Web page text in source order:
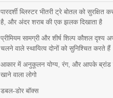
पारदर्शी ब्लिस्टर भीतरी ट्रे बोतल को सुरक्षित
है, और अंदर शराब की एक झलक दिखाता है
प्रीमियम सामग्री और शीर्ष शिल्प कौशल
चलने वाले स्थायित्व दोनों को सुनिश्चित करते हैं
आकार में अनुकूलन योग्य, रंग, और आपके ब्रांड
खाने वाला लोगो
डबल-डोर बॉक्स